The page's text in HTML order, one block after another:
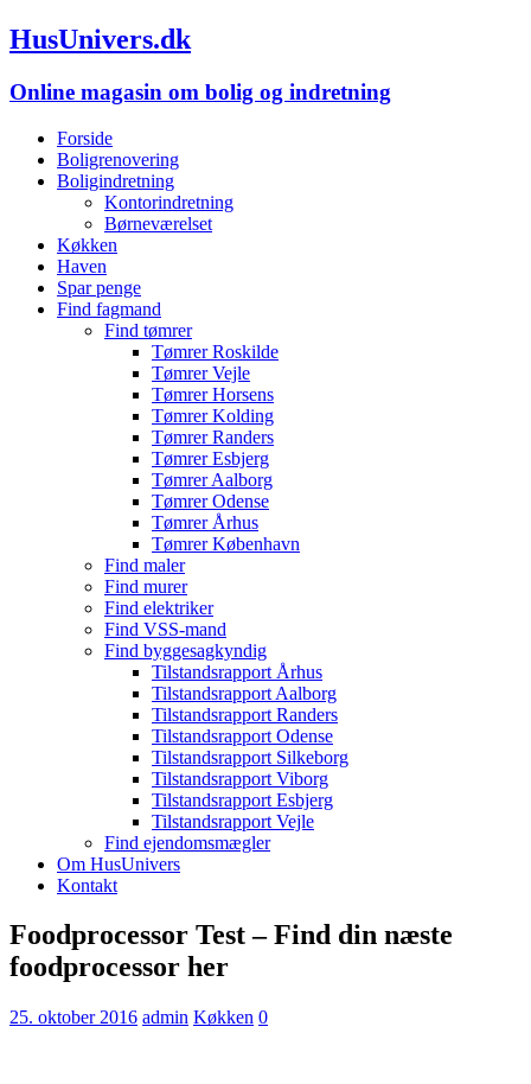
HusUnivers.dk
Online magasin om bolig og indretning
Forside
Boligrenovering
Boligindretning
Kontorindretning
Børneværelset
Køkken
Haven
Spar penge
Find fagmand
Find tømrer
Tømrer Roskilde
Tømrer Vejle
Tømrer Horsens
Tømrer Kolding
Tømrer Randers
Tømrer Esbjerg
Tømrer Aalborg
Tømrer Odense
Tømrer Århus
Tømrer København
Find maler
Find murer
Find elektriker
Find VSS-mand
Find byggesagkyndig
Tilstandsrapport Århus
Tilstandsrapport Aalborg
Tilstandsrapport Randers
Tilstandsrapport Odense
Tilstandsrapport Silkeborg
Tilstandsrapport Viborg
Tilstandsrapport Esbjerg
Tilstandsrapport Vejle
Find ejendomsmægler
Om HusUnivers
Kontakt
Foodprocessor Test – Find din næste
foodprocessor her
25. oktober 2016 admin Køkken 0